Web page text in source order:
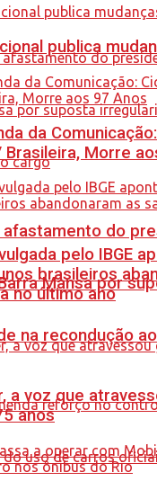
afastamento do
Mansa por
na recondução
publica
da
Brasileira, Morre
pelo IBGE
brasileiros
no último ano
a voz que
anos